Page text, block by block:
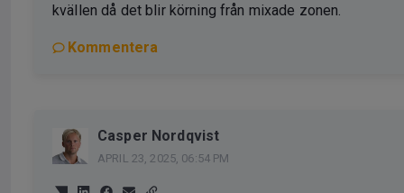
kvällen då det blir körning från mixade zonen.
Kommentera
Casper Nordqvist
APRIL 23, 2025, 06:54 PM